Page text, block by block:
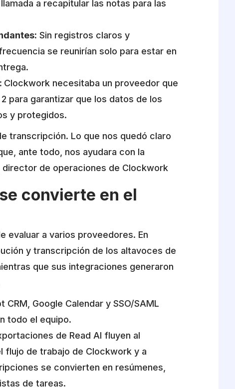
a recapitular las notas para las
Sin registros claros y
se reunirían solo para estar en
Clockwork necesitaba un proveedor que
para garantizar que los datos de los
y protegidos.
transcripción. Lo que nos quedó claro
ante todo, nos ayudara con la
de operaciones de Clockwork
convierte en el
evaluar a varios proveedores. En
y transcripción de los altavoces de
que sus integraciones generaron
CRM, Google Calendar y SSO/SAML
todo el equipo.
de Read AI fluyen al
de trabajo de Clockwork y a
se convierten en resúmenes,
de tareas.